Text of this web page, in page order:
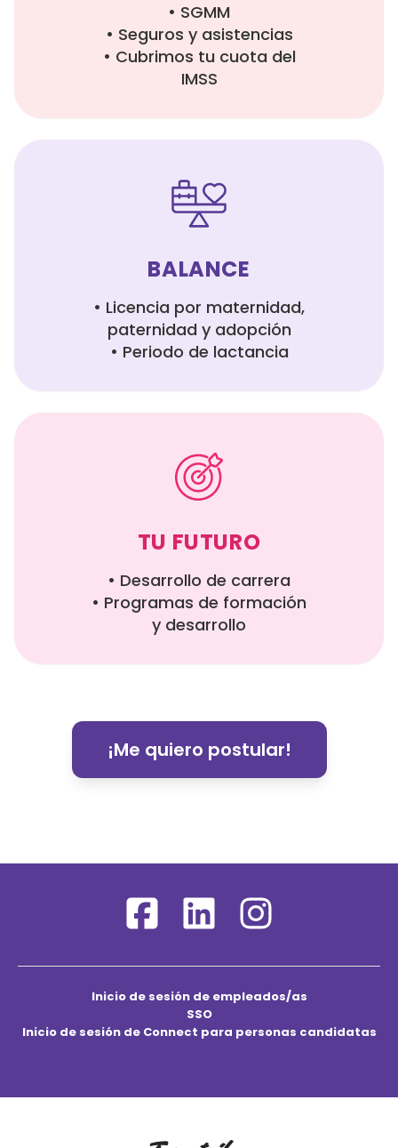
• SGMM
• Seguros y asistencias
• Cubrimos tu cuota del
IMSS
BALANCE
• Licencia por maternidad,
paternidad y adopción
• Periodo de lactancia
TU FUTURO
• Desarrollo de carrera
• Programas de formación
y desarrollo
¡Me quiero postular!
Inicio de sesión de empleados/as
SSO
Inicio de sesión de Connect para personas candidatas